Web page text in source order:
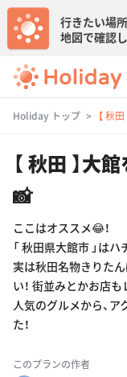
行きたい場
地図で確認
Holiday トップ 【 秋
【 秋田 】大
📸
ここはオススメ😂！
「 秋田県大館市 」は
実は秋田名物きりた
い！ 街並みとかお店
人気のグルメから、ア
た！
このプランの作者